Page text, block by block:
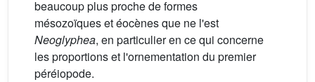
beaucoup plus proche de formes
mésozoïques et éocènes que ne l'est
Neoglyphea, en particulier en ce qui concerne
les proportions et l'ornementation du premier
péréiopode.